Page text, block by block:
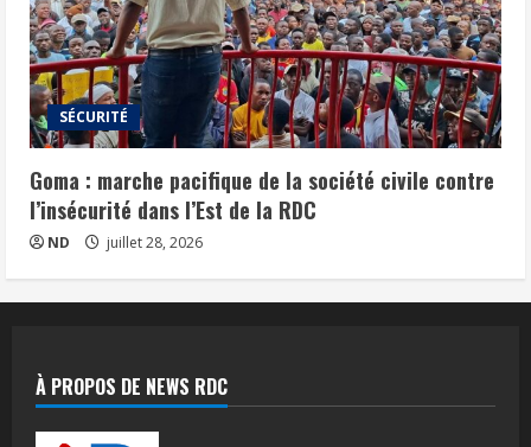
SÉCURITÉ
Goma : marche pacifique de la société civile contre
l’insécurité dans l’Est de la RDC
ND juillet 28, 2026
À PROPOS DE NEWS RDC